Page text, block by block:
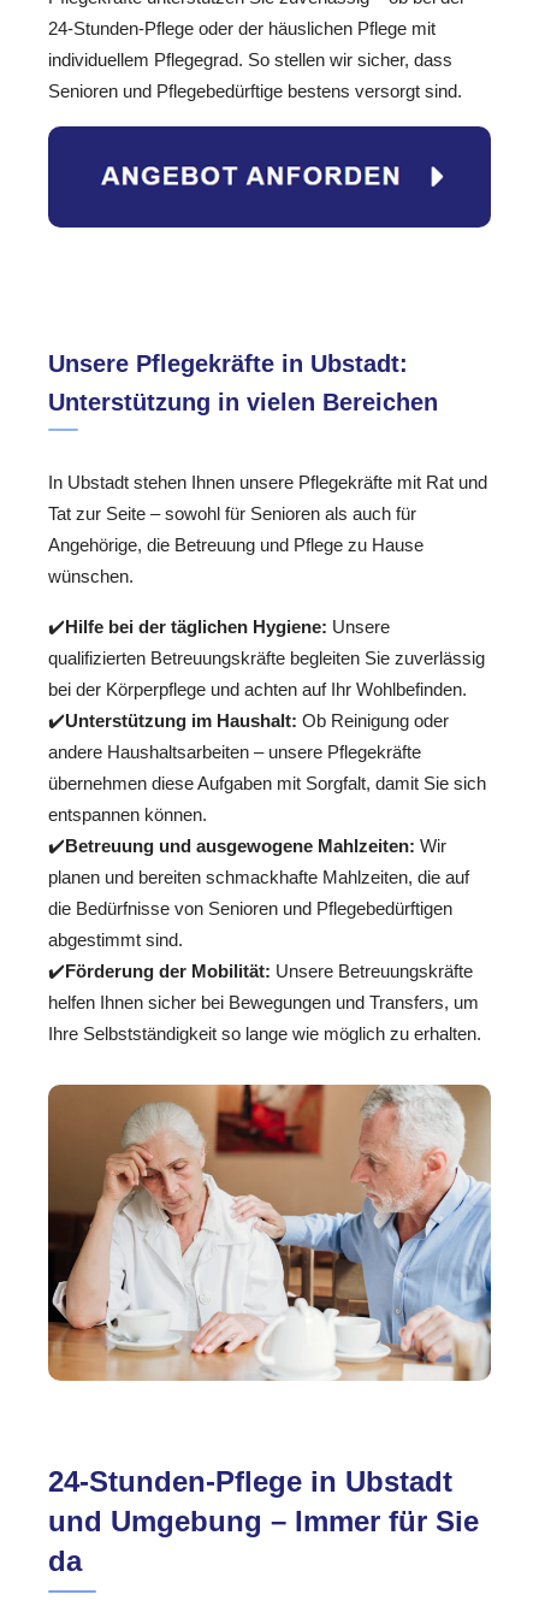
24-Stunden-Pflege oder der häuslichen Pflege mit
individuellem Pflegegrad. So stellen wir sicher, dass
Senioren und Pflegebedürftige bestens versorgt sind.
Unsere Pflegekräfte in Ubstadt:
Unterstützung in vielen Bereichen
In Ubstadt stehen Ihnen unsere Pflegekräfte mit Rat und
Tat zur Seite – sowohl für Senioren als auch für
Angehörige, die Betreuung und Pflege zu Hause
wünschen.
✔️Hilfe bei der täglichen Hygiene: Unsere
qualifizierten Betreuungskräfte begleiten Sie zuverlässig
bei der Körperpflege und achten auf Ihr Wohlbefinden.
✔️Unterstützung im Haushalt: Ob Reinigung oder
andere Haushaltsarbeiten – unsere Pflegekräfte
übernehmen diese Aufgaben mit Sorgfalt, damit Sie sich
entspannen können.
✔️Betreuung und ausgewogene Mahlzeiten: Wir
planen und bereiten schmackhafte Mahlzeiten, die auf
die Bedürfnisse von Senioren und Pflegebedürftigen
abgestimmt sind.
✔️Förderung der Mobilität: Unsere Betreuungskräfte
helfen Ihnen sicher bei Bewegungen und Transfers, um
Ihre Selbstständigkeit so lange wie möglich zu erhalten.
24-Stunden-Pflege in Ubstadt
und Umgebung – Immer für Sie
da